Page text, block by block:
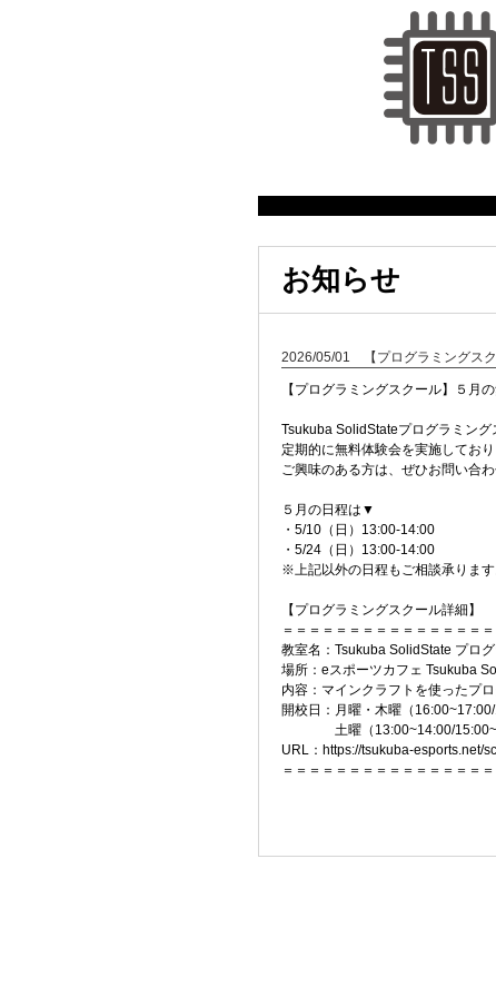
お知らせ
2026/05/01 【プログラミングス
【プログラミングスクール】５月
Tsukuba SolidStateプログラミング
定期的に無料体験会を実施しており
ご興味のある方は、ぜひお問い合
５月の日程は▼
・5/10（日）13:00-14:00
・5/24（日）13:00-14:00
※上記以外の日程もご相談承ります
【プログラミングスクール詳細】
＝＝＝＝＝＝＝＝＝＝＝＝＝＝＝＝
教室名：Tsukuba SolidState プロ
場所：eスポーツカフェ Tsukuba
内容：マインクラフトを使ったプ
開校日：月曜・木曜（
土曜（13:00~14:00/
URL：https://tsukuba-esports.net/
＝＝＝＝＝＝＝＝＝＝＝＝＝＝＝＝